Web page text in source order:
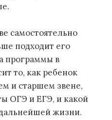
самостоятельно
подходит его
программы в
то, как ребенок
и старшем звене,
ОГЭ и ЕГЭ, и какой
дальнейшей жизни.